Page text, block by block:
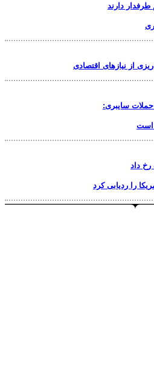
طرفدار دارند
از نیازهای اقتصادی
سایبری:
رخ داد
را ردیابی کرد